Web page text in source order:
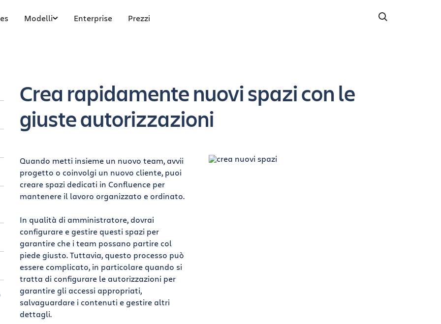
Modelli Enterprise Prezzi
Crea rapidamente nuovi spazi con le
giuste autorizzazioni
Quando metti insieme un nuovo team, avvii
progetto o coinvolgi un nuovo cliente, puoi
creare spazi dedicati in Confluence per
mantenere il lavoro organizzato e ordinato.
In qualità di amministratore, dovrai
configurare e gestire questi spazi per
garantire che i team possano partire col
piede giusto. Tuttavia, questo processo può
essere complicato, in particolare quando si
tratta di configurare le autorizzazioni per
garantire gli accessi appropriati,
salvaguardare i contenuti e gestire altri
dettagli.